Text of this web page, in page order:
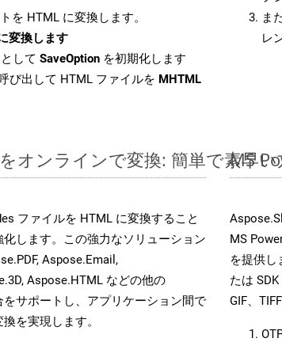
を HTML に変換します。
変換します
して SaveOption を初期化します
び出して HTML ファイルを MHTML
ま
レ
オンラインで変換: 簡単で素早い
ファイルを HTML に変換すること
します。この強力なソリューション
Aspose.Email,
Aspose.HTML などの他の
サポートし、アプリケーション間で
を実現します。
MS
MS
を提供し
たは
GIF、